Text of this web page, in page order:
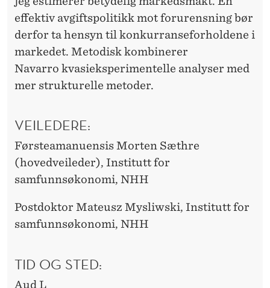
effektiv avgiftspolitikk mot forurensning bør
derfor ta hensyn til konkurranseforholdene i
markedet. Metodisk kombinerer
Navarro kvasieksperimentelle analyser med
mer strukturelle metoder.
VEILEDERE:
Førsteamanuensis Morten Sæthre
(hovedveileder), Institutt for
samfunnsøkonomi, NHH
Postdoktor Mateusz Mysliwski, Institutt for
samfunnsøkonomi, NHH
TID OG STED:
Aud L